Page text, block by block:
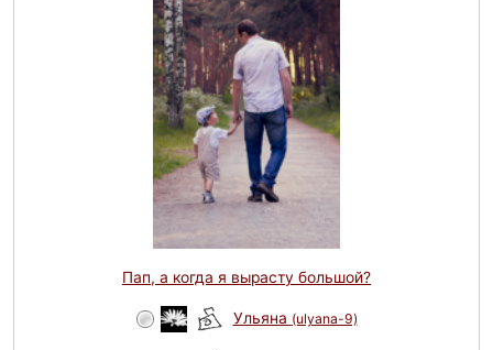
Пап, а когда я вырасту большой?
Ульяна (ulyana-9)